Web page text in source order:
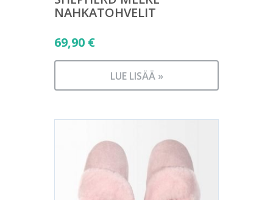
NAHKATOHVELIT
69,90 €
LUE LISÄÄ »